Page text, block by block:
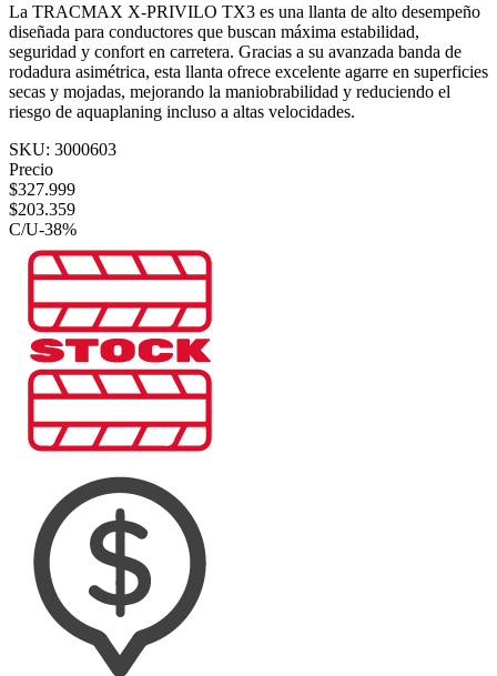
La TRACMAX X-PRIVILO TX3 es una llanta de alto desempeño
diseñada para conductores que buscan máxima estabilidad,
seguridad y confort en carretera. Gracias a su avanzada banda de
rodadura asimétrica, esta llanta ofrece excelente agarre en superficies
secas y mojadas, mejorando la maniobrabilidad y reduciendo el
riesgo de aquaplaning incluso a altas velocidades.
SKU: 3000603
Precio
$327.999
$203.359
C/U-38%